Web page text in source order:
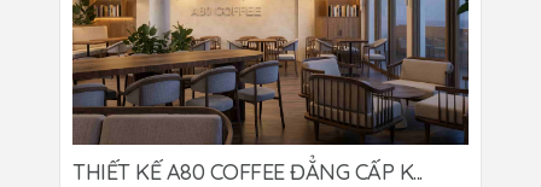
THIẾT KẾ A80 COFFEE ĐẲNG CẤP K...